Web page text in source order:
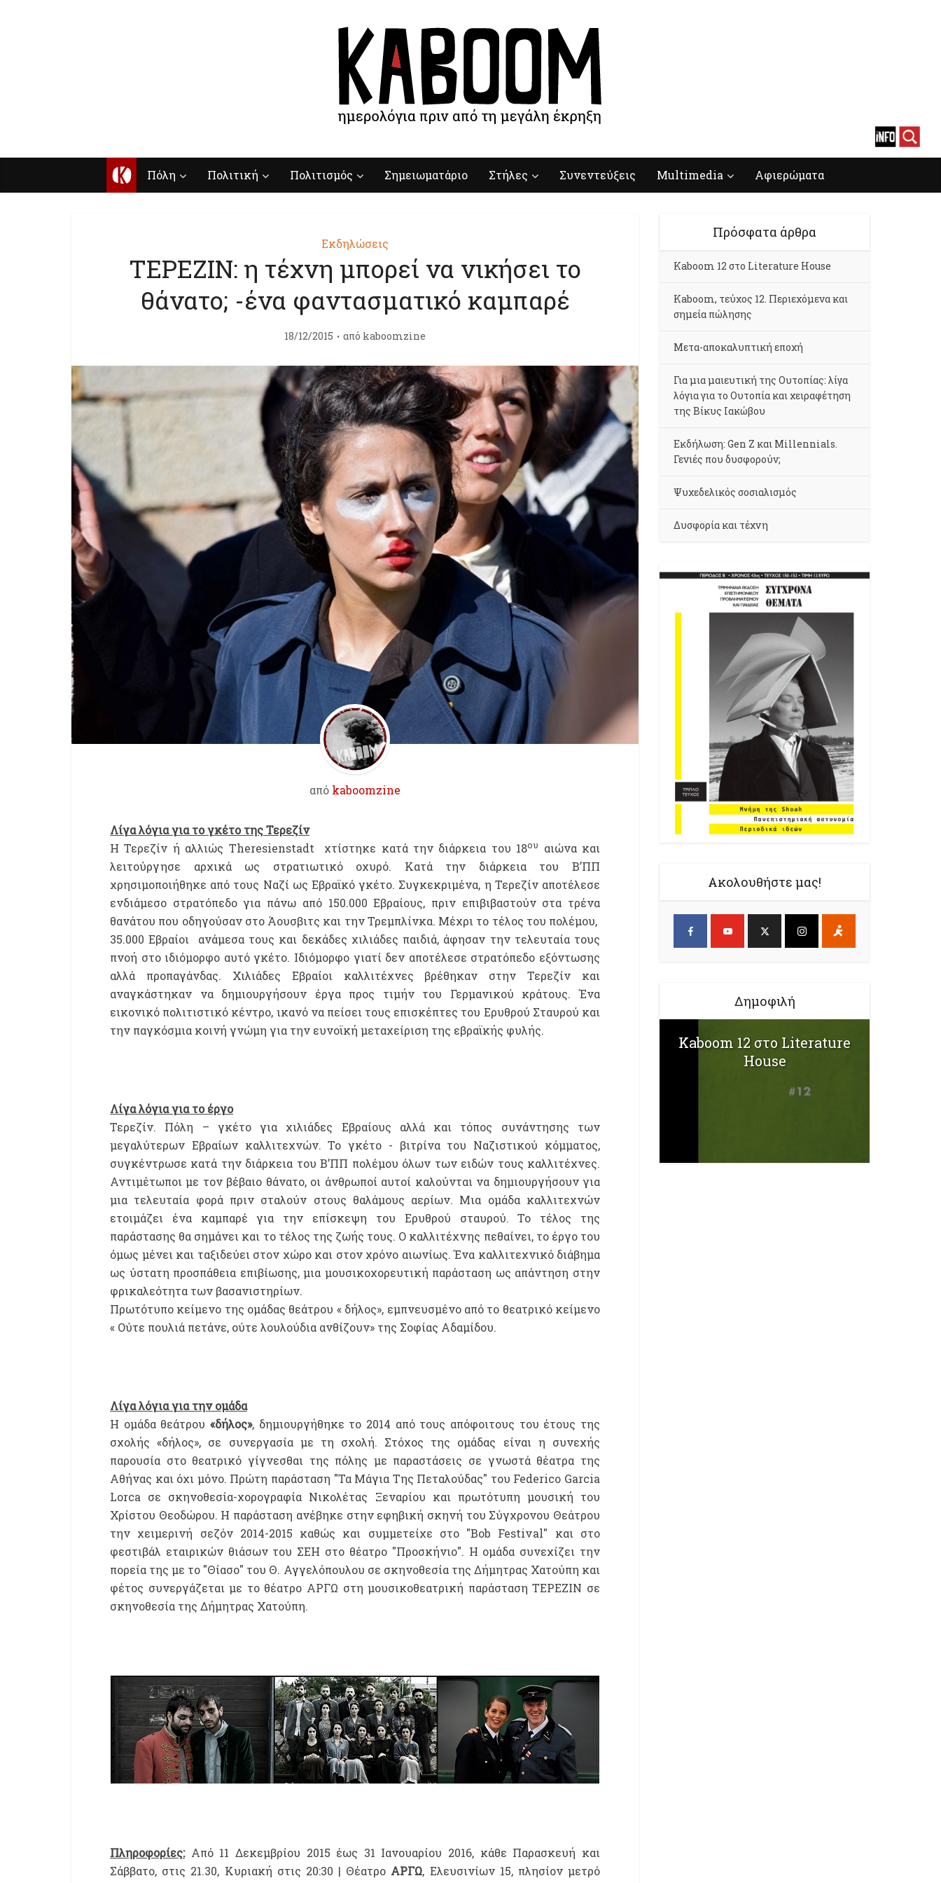
Κ Πόλη Πολιτική Πολιτισμός Σημειωματάριο Στήλες Συνεντεύξεις Multimedia Αφιερώματα
Εκδηλώσεις
ΤΕΡΕΖΙΝ: η τέχνη μπορεί να νικήσει το
θάνατο; -ένα φαντασματικό καμπαρέ
18/12/2015 από kaboomzine
από kaboomzine
Λίγα λόγια για τoγκέτο της Τερεζίν
Η Τερεζίν ή αλλιώς Theresienstadt χτίστηκε κατά την διάρκεια του 18ου
αιώνα και
λειτούργησε αρχικά ως στρατιωτικό οχυρό. Κατά την διάρκεια του Β’ΠΠ
χρησιμοποιήθηκε από τους Ναζί ως Εβραϊκό γκέτο. Συγκεκριμένα, η Τερεζίν αποτέλεσε
ενδιάμεσο στρατόπεδο για πάνω από 150.000 Εβραίους, πριν επιβιβαστούν στα τρένα
θανάτου που οδηγούσαν στο Άουσβιτς και την Τρεμπλίνκα. Μέχρι το τέλος του πολέμου,
35.000 Εβραίοι ανάμεσα τους και δεκάδες χιλιάδες παιδιά, άφησαν την τελευταία τους
πνοή στο ιδιόμορφο αυτό γκέτο. Ιδιόμορφο γιατί δεν αποτέλεσε στρατόπεδο εξόντωσης
αλλά προπαγάνδας. Χιλιάδες Εβραίοι καλλιτέχνες βρέθηκαν στην Τερεζίν και
αναγκάστηκαν να δημιουργήσουν έργα προς τιμήν του Γερμανικού κράτους. Ένα
εικονικό πολιτιστικό κέντρο, ικανό να πείσει τους επισκέπτες του Ερυθρού Σταυρού και
την παγκόσμια κοινή γνώμη για την ευνοϊκή μεταχείριση της εβραϊκής φυλής.
Λίγα λόγια για το έργο
Τερεζίν. Πόλη – γκέτο για χιλιάδες Εβραίους αλλά και τόπος συνάντησης των
μεγαλύτερων Εβραίων καλλιτεχνών. Το γκέτο - βιτρίνα του Ναζιστικού κόμματος,
συγκέντρωσε κατά την διάρκεια του Β’ΠΠ πολέμου όλων των ειδών τους καλλιτέχνες.
Αντιμέτωποι με τον βέβαιο θάνατο, οι άνθρωποί αυτοί καλούνται να δημιουργήσουν για
μια τελευταία φορά πριν σταλούν στους θαλάμους αερίων. Μια ομάδα καλλιτεχνών
ετοιμάζει ένα καμπαρέ για την επίσκεψη του Ερυθρού σταυρού. Το τέλος της
παράστασης θα σημάνει και το τέλος της ζωής τους. Ο καλλιτέχνης πεθαίνει, το έργο του
όμως μένει και ταξιδεύει στον χώρο και στον χρόνο αιωνίως. Ένα καλλιτεχνικό διάβημα
ως ύστατη προσπάθεια επιβίωσης, μια μουσικoχορευτική παράσταση ως απάντηση στην
φρικαλεότητα των βασανιστηρίων.
Πρωτότυπο κείμενο της ομάδας θεάτρου « δήλος», εμπνευσμένο από το θεατρικό κείμενο
« Ούτε πουλιά πετάνε, ούτε λουλούδια ανθίζουν» της Σοφίας Αδαμίδου.
Λίγα λόγια για την ομάδα
Η ομάδα θεάτρου «δήλος», δημιουργήθηκε το 2014 από τους απόφοιτους του έτους της
σχολής «δήλος», σε συνεργασία με τη σχολή. Στόχος της ομάδας είναι η συνεχής
παρουσία στο θεατρικό γίγνεσθαι της πόλης με παραστάσεις σε γνωστά θέατρα της
Αθήνας και όχι μόνο. Πρώτη παράσταση "Τα Μάγια Της Πεταλούδας" του Federico Garcia
Lorca σε σκηνοθεσία-χορογραφία Νικολέτας Ξεναρίου και πρωτότυπη μουσική του
Χρίστου Θεοδώρου. Η παράσταση ανέβηκε στην εφηβική σκηνή του Σύγχρονου Θεάτρου
την χειμερινή σεζόν 2014-2015 καθώς και συμμετείχε στο "Bob Festival" και στο
φεστιβάλ εταιρικών θιάσων του ΣΕΗ στο θέατρο "Προσκήνιο". Η ομάδα συνεχίζει την
πορεία της με το "Θίασο" του Θ. Αγγελόπουλου σε σκηνοθεσία της Δήμητρας Χατούπη και
φέτος συνεργάζεται με το θέατρο ΑΡΓΩ στη μουσικοθεατρική παράσταση ΤΕΡΕΖΙΝ σε
σκηνοθεσία της Δήμητρας Χατούπη.
Πληροφορίες: Από 11 Δεκεμβρίου 2015 έως 31 Ιανουαρίου 2016, κάθε Παρασκευή και
Σάββατο, στις 21.30, Κυριακή στις 20:30 | Θέατρο ΑΡΓΩ, Ελευσινίων 15, πλησίον μετρό
Πρόσφατα άρθρα
Kaboom 12 στο Literature House
Kaboom, τεύχος 12. Περιεχόμενα και
σημεία πώλησης
Μετα-αποκαλυπτική εποχή
Για μια μαιευτική της Ουτοπίας: λίγα
λόγια για το Ουτοπία και χειραφέτηση
της Βίκυς Ιακώβου
Εκδήλωση: Gen Z και Millennials.
Γενιές που δυσφορούν;
Ψυχεδελικός σοσιαλισμός
Δυσφορία και τέχνη
Ακολουθήστε μας!
Δημοφιλή
Kaboom 12 στο Literature
House